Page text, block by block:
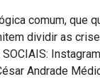
comum, que
dividir as
SOCIAIS:
Andrade